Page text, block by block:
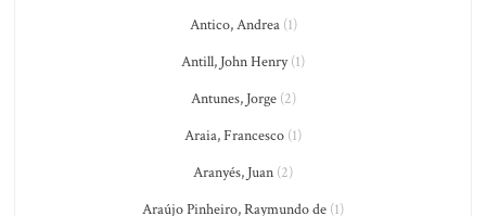
Antico, Andrea(1)
Antill, John Henry(1)
Antunes, Jorge(2)
Araia, Francesco (1)
Aranyés, Juan (2)
Araújo Pinheiro, Raymundo de (1)